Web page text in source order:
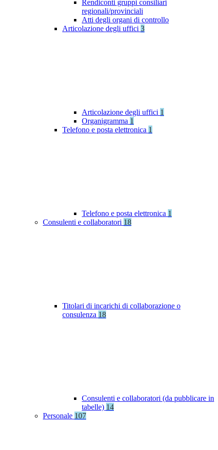
Rendiconti gruppi consiliari
regionali/provinciali
Atti degli organi di controllo
Articolazione degli uffici 3
Articolazione degli uffici 1
Organigramma 1
Telefono e posta elettronica 1
Telefono e posta elettronica 1
Consulenti e collaboratori 18
Titolari di incarichi di collaborazione o
consulenza 18
Consulenti e collaboratori (da pubblicare in
tabelle) 14
Personale 107